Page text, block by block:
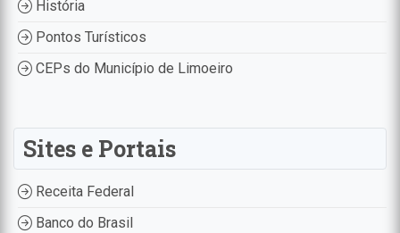
História
Pontos Turísticos
CEPs do Município de Limoeiro
Sites e Portais
Receita Federal
Banco do Brasil